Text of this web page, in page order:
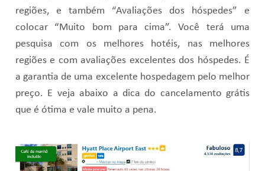
regiões, e também “Avaliações dos hóspedes” e
colocar “Muito bom para cima”. Você terá uma
pesquisa com os melhores hotéis, nas melhores
regiões e com avaliações excelentes dos hóspedes. É
a garantia de uma excelente hospedagem pelo melhor
preço. E veja abaixo a dica do cancelamento grátis
que é ótima e vale muito a pena.